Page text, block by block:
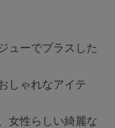
ューでプラスした
しゃれなアイテ
女性らしい綺麗な